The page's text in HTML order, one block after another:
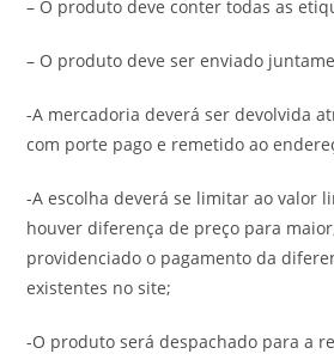
– O produto deve conter todas as
– O produto deve ser enviado
-A mercadoria deverá ser devolvida
com porte pago e remetido ao
-A escolha deverá se limitar ao valor
houver diferença de preço para
providenciado o pagamento da
existentes no site;
-O produto será despachado para a